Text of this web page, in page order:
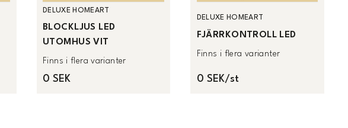
DELUXE HOMEART
BLOCKLJUS LED
UTOMHUS VIT
Finns i flera varianter
0 SEK
DELUXE HOMEART
FJÄRRKONTROLL LED
Finns i flera varianter
0 SEK/st